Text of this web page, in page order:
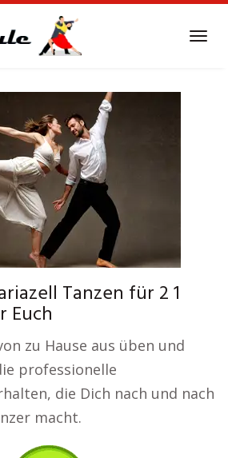
Tanzen für 2 1
Euch
zu Hause aus üben und
professionelle
die Dich nach und nach
macht.